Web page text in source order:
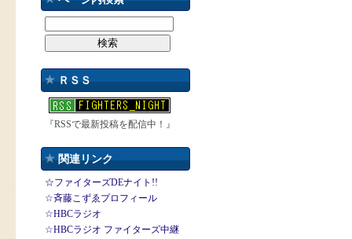
ＲＳＳ
『RSSで最新投稿を配信中！』
関連リンク
☆ファイターズDEナイト!!
☆斉藤こずゑプロフィール
☆HBCラジオ
☆HBCラジオ ファイターズ中継